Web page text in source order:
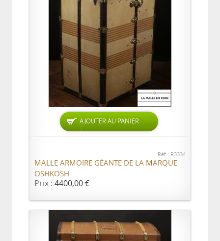
AJOUTER AU PANIER
Réf.: R3334
MALLE ARMOIRE GÉANTE DE LA MARQUE
OSHKOSH
Prix : 4400,00 €